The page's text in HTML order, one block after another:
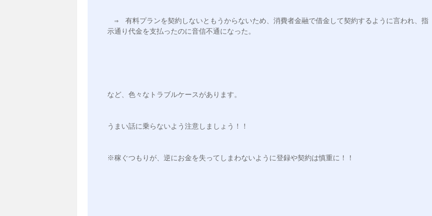
⇒　有料プランを契約しないともうからないため、消費者金融で借金して契約するように言われ、指
示通り代金を支払ったのに音信不通になった。
など、色々なトラブルケースがあります。
うまい話に乗らないよう注意しましょう！！
※稼ぐつもりが、逆にお金を失ってしまわないように登録や契約は慎重に！！